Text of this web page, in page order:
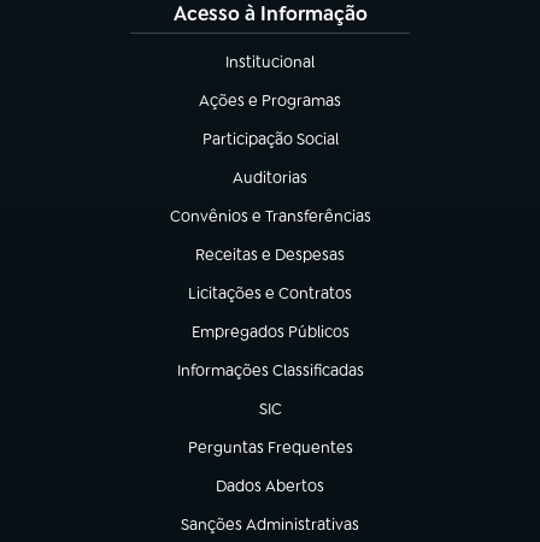
Acesso à Informação
Institucional
(abre em nova aba)
Ações e Programas
(abre em nova aba)
Participação Social
(abre em nova aba)
Auditorias
(abre em nova aba)
Convênios e Transferências
(abre em nova aba)
Receitas e Despesas
(abre em nova aba)
Licitações e Contratos
(abre em nova aba)
Empregados Públicos
(abre em nova aba)
Informações Classificadas
(abre em nova aba)
SIC
(abre em nova aba)
Perguntas Frequentes
(abre em nova aba)
Dados Abertos
(abre em nova aba)
Sanções Administrativas
(abre em nova aba)